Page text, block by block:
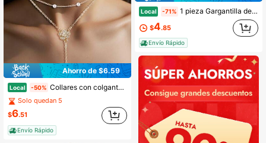
Ahorro de $6.59
Local -50% Collares con colgante de rosa con flecos de doble capa, cadena de clavícula dulce con perlas, joyería, regalos de cumpleaños para mujeres y niñas
Solo quedan 5
$6.51
Envío Rápido
Local -71% 1 pieza Gargantilla de tono apagado vintage con borde ondulado y bordado de rama, cinta larga y fluida para sesión de fotos retro, atuendo elegante diario, accesorio estético para mujer
$4.85
Envío Rápido